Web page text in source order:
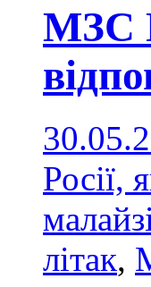
МЗС
Росії,
літак,